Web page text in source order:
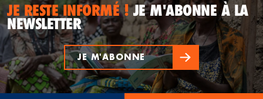
JE RESTE INFORMÉ !JE M'ABONNE À LA
NEWSLETTER
JE M'ABONNE